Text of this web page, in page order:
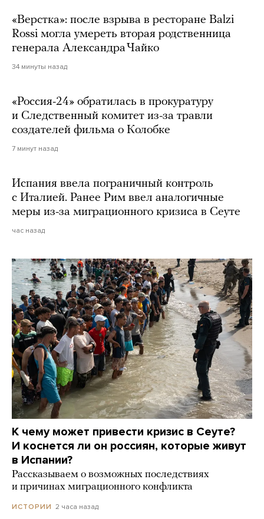
«Верстка»: после взрыва в ресторане Balzi
Rossi могла умереть вторая родственница
генерала Александра Чайко
34 минуты назад
«Россия-24» обратилась в прокуратуру
и Следственный комитет из-за травли
создателей фильма о Колобке
7 минут назад
Испания ввела пограничный контроль
с Италией. Ранее Рим ввел аналогичные
меры из-за миграционного кризиса в Сеуте
час назад
К чему может привести кризис в Сеуте?
И коснется ли он россиян, которые живут
в Испании?
Рассказываем о возможных последствиях
и причинах миграционного конфликта
ИСТОРИИ 2 часа назад